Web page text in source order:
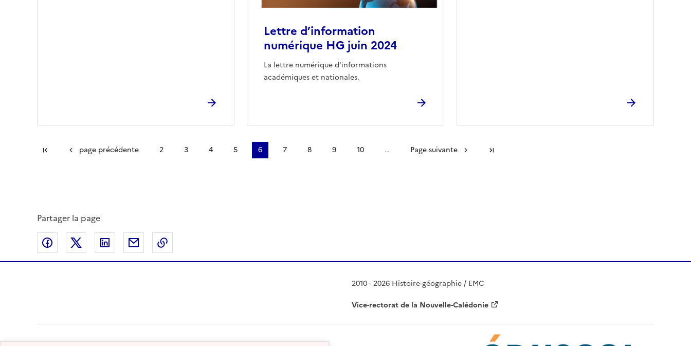
Lettre d’information
numérique HG juin 2024
La lettre numérique d'informations
académiques et nationales.
Première page
page précédente 2 3 4 5 6 7 8 9 10 … Page suivante
Partager la page
Partager sur Facebook
Partager sur Twitter
Partager sur LinkedIn
Partager par email
2010 - 2026 Histoire-géographie / EMC
Vice-rectorat de la Nouvelle-Calédonie